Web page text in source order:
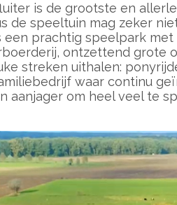
is de grootste en
de speeltuin mag zeker
een prachtig speelpark
ontzettend
streken uithalen:
waar continu
aanjager om heel veel te